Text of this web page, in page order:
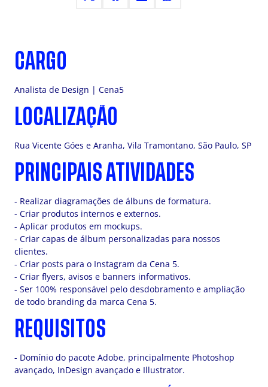
CARGO
Analista de Design | Cena5
LOCALIZAÇÃO
Rua Vicente Góes e Aranha, Vila Tramontano, São Paulo, SP
PRINCIPAIS ATIVIDADES
- Realizar diagramações de álbuns de formatura.
- Criar produtos internos e externos.
- Aplicar produtos em mockups.
- Criar capas de álbum personalizadas para nossos
clientes.
- Criar posts para o Instagram da Cena 5.
- Criar flyers, avisos e banners informativos.
- Ser 100% responsável pelo desdobramento e ampliação
de todo branding da marca Cena 5.
REQUISITOS
- Domínio do pacote Adobe, principalmente Photoshop
avançado, InDesign avançado e Illustrator.